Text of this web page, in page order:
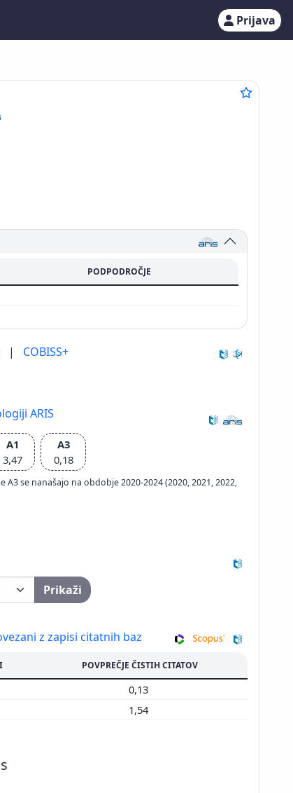
Prijava
PODPODROČJE
| COBISS+
ARIS
A1
3,47
A3
0,18
se nanašajo na obdobje 2020-2024 (2020, 2021, 2022,
Prikaži
z zapisi citatnih baz
POVPREČJE ČISTIH CITATOV
0,13
1,54